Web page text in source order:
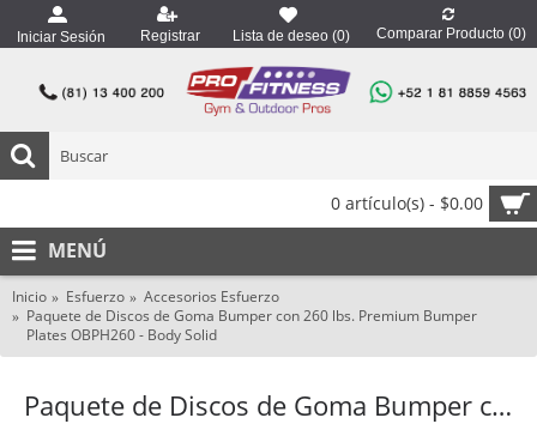
Iniciar Sesión Registrar Lista de deseo (0) Comparar Producto (0)
0 artículo(s) - $0.00
MENÚ
Inicio Esfuerzo
Accesorios Esfuerzo
Paquete de Discos de Goma Bumper con 260 lbs. Premium Bumper
Plates OBPH260 - Body Solid
Paquete de Discos de Goma Bumper con 260 lbs. Premium Bumper Plates OBPH260 - Body Solid